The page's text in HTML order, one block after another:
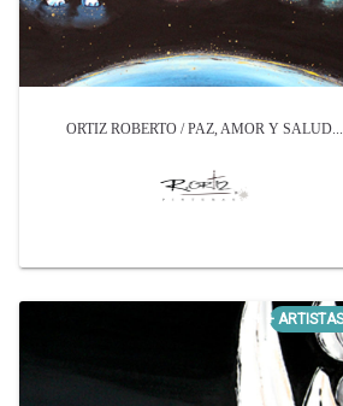
ORTIZ ROBERTO / PAZ, AMOR Y SALUD...